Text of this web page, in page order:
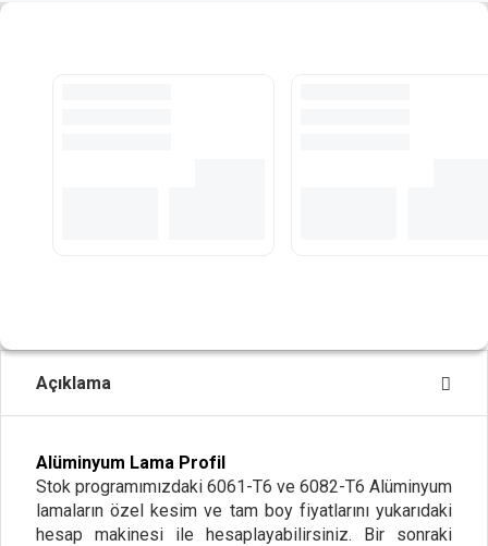
Açıklama
Alüminyum Lama Profil
Stok programımızdaki 6061-T6 ve 6082-T6 Alüminyum
lamaların özel kesim ve tam boy fiyatlarını yukarıdaki
hesap makinesi ile hesaplayabilirsiniz. Bir sonraki